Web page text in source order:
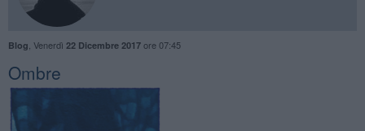
Blog Venerdì 22 Dicembre 2017ore 07:45
Ombre